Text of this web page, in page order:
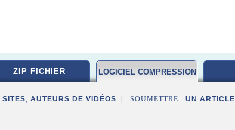
ZIP FICHIER LOGICIEL COMPRESSION
SITES, AUTEURS DE VIDÉOS | SOUMETTRE : UN ARTICLE